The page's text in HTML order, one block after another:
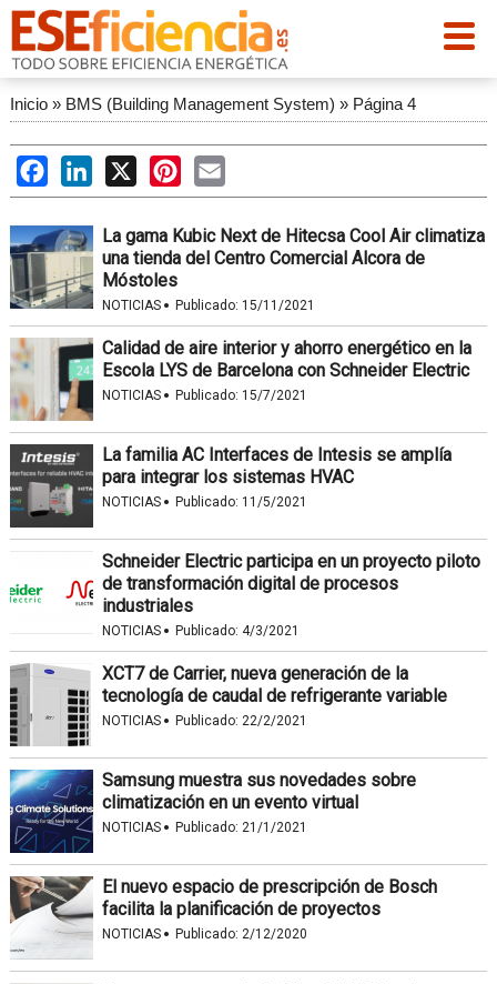
Inicio» BMS (Building Management System) » Página 4
FacebookLinkedIn
X PinterestEmail
La gama Kubic Next de Hitecsa Cool Air climatiza
una tienda del Centro Comercial Alcora de
Móstoles
NOTICIAS · Publicado: 15/11/2021
Calidad de aire interior y ahorro energético en la
Escola LYS de Barcelona con Schneider Electric
NOTICIAS · Publicado: 15/7/2021
La familia AC Interfaces de Intesis se amplía
para integrar los sistemas HVAC
NOTICIAS · Publicado: 11/5/2021
Schneider Electric participa en un proyecto piloto
de transformación digital de procesos
industriales
NOTICIAS · Publicado: 4/3/2021
XCT7 de Carrier, nueva generación de la
tecnología de caudal de refrigerante variable
NOTICIAS · Publicado: 22/2/2021
Samsung muestra sus novedades sobre
climatización en un evento virtual
NOTICIAS · Publicado: 21/1/2021
El nuevo espacio de prescripción de Bosch
facilita la planificación de proyectos
NOTICIAS · Publicado: 2/12/2020